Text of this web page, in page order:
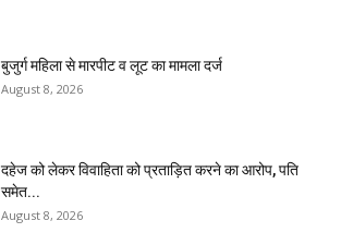
बुजुर्ग महिला से मारपीट व लूट का मामला दर्ज
August 8, 2026
दहेज को लेकर विवाहिता को प्रताड़ित करने का आरोप, पति
समेत...
August 8, 2026